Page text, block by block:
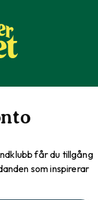
får du tillgång
som inspirerar